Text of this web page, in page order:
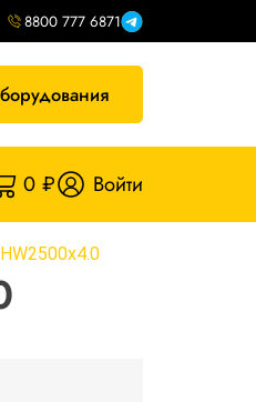
8800 777 6871
0 ₽ Войти